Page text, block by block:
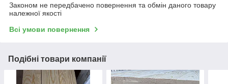
Законом не передбачено повернення та обмін даного товару
належної якості
Всі умови повернення
Подібні товари компанії